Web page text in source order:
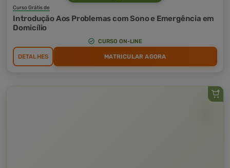
Curso Grátis de
Introdução Aos Problemas com Sono e Emergência em
Domicílio
CURSO ON-LINE
DETALHES MATRICULAR AGORA